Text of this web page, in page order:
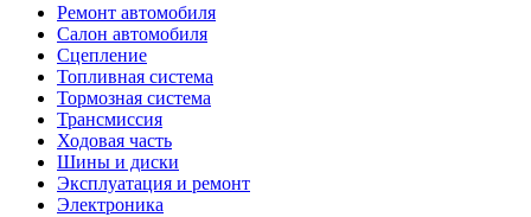
Ремонт автомобиля
Салон автомобиля
Сцепление
Топливная система
Тормозная система
Трансмиссия
Ходовая часть
Шины и диски
Эксплуатация и ремонт
Электроника